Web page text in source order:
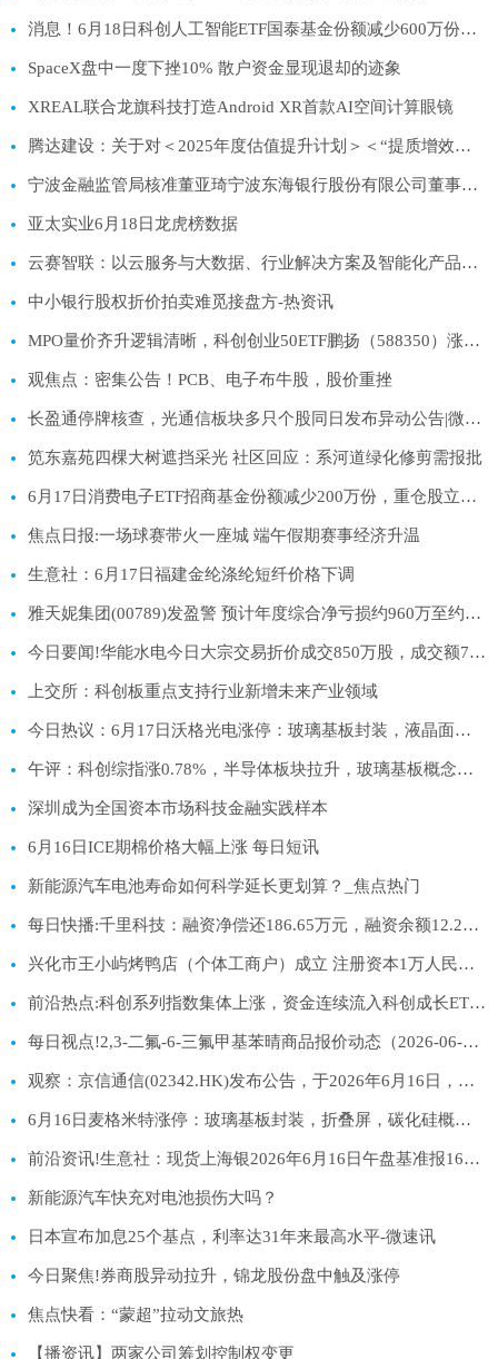
消息！6月18日科创人工智能ETF国泰基金份额减少600万份，重仓股芯原股份、寒武纪、澜起科技
SpaceX盘中一度下挫10% 散户资金显现退却的迹象
XREAL联合龙旗科技打造Android XR首款AI空间计算眼镜
腾达建设：关于对＜2025年度估值提升计划＞＜“提质增效重回报”行动方案＞进行年度评估并完善的公告
宁波金融监管局核准董亚琦宁波东海银行股份有限公司董事任职资格
亚太实业6月18日龙虎榜数据
云赛智联：以云服务与大数据、行业解决方案及智能化产品等三大板块为核心业务
中小银行股权折价拍卖难觅接盘方-热资讯
MPO量价齐升逻辑清晰，科创创业50ETF鹏扬（588350）涨2.32%_当前热议
观焦点：密集公告！PCB、电子布牛股，股价重挫
长盈通停牌核查，光通信板块多只个股同日发布异动公告|微动态
笕东嘉苑四棵大树遮挡采光 社区回应：系河道绿化修剪需报批
6月17日消费电子ETF招商基金份额减少200万份，重仓股立讯精密、寒武纪、工业富联 最资讯
焦点日报:一场球赛带火一座城 端午假期赛事经济升温
生意社：6月17日福建金纶涤纶短纤价格下调
雅天妮集团(00789)发盈警 预计年度综合净亏损约960万至约1000万港元 同比盈转亏 每日资讯
今日要闻!华能水电今日大宗交易折价成交850万股，成交额7905万元
上交所：科创板重点支持行业新增未来产业领域
今日热议：6月17日沃格光电涨停：玻璃基板封装，液晶面板/LCD，MiniLED概念热股
午评：科创综指涨0.78%，半导体板块拉升，玻璃基板概念爆发-每日信息
深圳成为全国资本市场科技金融实践样本
6月16日ICE期棉价格大幅上涨 每日短讯
新能源汽车电池寿命如何科学延长更划算？_焦点热门
每日快播:千里科技：融资净偿还186.65万元，融资余额12.2亿元
兴化市王小屿烤鸭店（个体工商户）成立 注册资本1万人民币 每日播报
前沿热点:科创系列指数集体上涨，资金连续流入科创成长ETF易方达（588020）
每日视点!2,3-二氟-6-三氟甲基苯晴商品报价动态（2026-06-16）
观察：京信通信(02342.HK)发布公告，于2026年6月16日，该公司斥资22.67万港元回购20万股
6月16日麦格米特涨停：玻璃基板封装，折叠屏，碳化硅概念热股
前沿资讯!生意社：现货上海银2026年6月16日午盘基准报16603元/千克
新能源汽车快充对电池损伤大吗？
日本宣布加息25个基点，利率达31年来最高水平-微速讯
今日聚焦!券商股异动拉升，锦龙股份盘中触及涨停
焦点快看：“蒙超”拉动文旅热
【播资讯】两家公司筹划控制权变更